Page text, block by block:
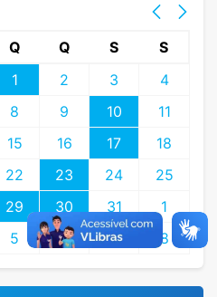
Q Q S
S
1 2 3
4
8 9 10
11
15 16 17
18
22 23 24
25
29 30 31
1
5 6 7 8